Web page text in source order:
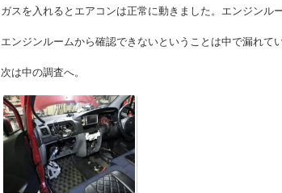
ガスを入れるとエアコンは正常に動きました。エンジンル
エンジンルームから確認できないということは中で漏れて
次は中の調査へ。